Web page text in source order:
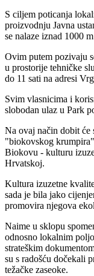
S ciljem poticanja
proizvodnju Javna
se nalaze iznad 1000
Ovim putem pozivaju
u prostorije tehničke
do 11 sati na adresi
Svim vlasnicima i
slobodan ulaz u Park
Na ovaj način dobit
"biokovskog
Biokovu - kulturu
Hrvatskoj.
Kultura izuzetne
sada je bila jako
promovira njegova
Naime u sklopu
odnosno lokalnim
strateškim
su s radošću dočekali
težačke zaseoke.